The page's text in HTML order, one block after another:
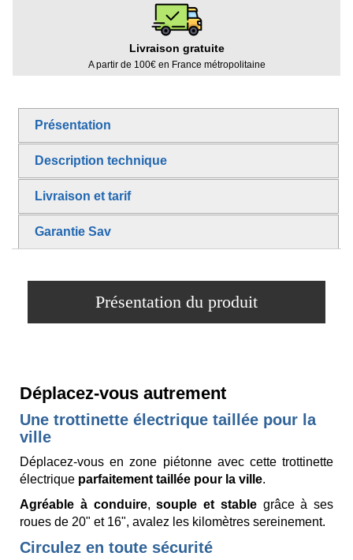
Livraison gratuite
A partir de 100€ en France métropolitaine
Présentation
Description technique
Livraison et tarif
Garantie Sav
Présentation du produit
Déplacez-vous autrement
Une trottinette électrique taillée pour la
ville
Déplacez-vous en zone piétonne avec cette trottinette
électrique parfaitement taillée pour la ville.
Agréable à conduire,souple et stablegrâce à ses
roues de 20" et 16", avalez les kilomètres sereinement.
Circulez en toute sécurité